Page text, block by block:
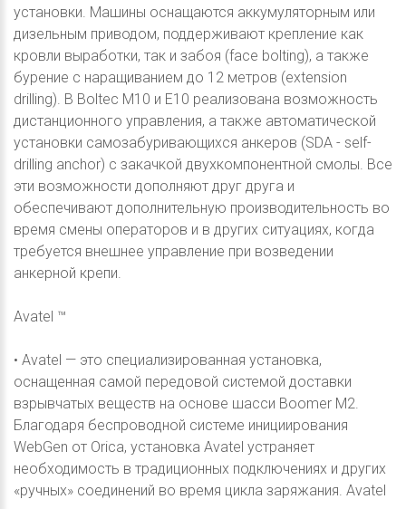
установки. Машины оснащаются аккумуляторным или
дизельным приводом, поддерживают крепление как
кровли выработки, так и забоя (face bolting), а также
бурение с наращиванием до 12 метров (extension
drilling). В Boltec M10 и E10 реализована возможность
дистанционного управления, а также автоматической
установки самозабуривающихся анкеров (SDA - self-
drilling anchor) с закачкой двухкомпонентной смолы. Все
эти возможности дополняют друг друга и
обеспечивают дополнительную производительность во
время смены операторов и в других ситуациях, когда
требуется внешнее управление при возведении
анкерной крепи.
Avatel ™
• Avatel — это специализированная установка,
оснащенная самой передовой системой доставки
взрывчатых веществ на основе шасси Boomer M2.
Благодаря беспроводной системе инициирования
WebGen от Orica, установка Avatel устраняет
необходимость в традиционных подключениях и других
«ручных» соединений во время цикла заряжания. Avatel